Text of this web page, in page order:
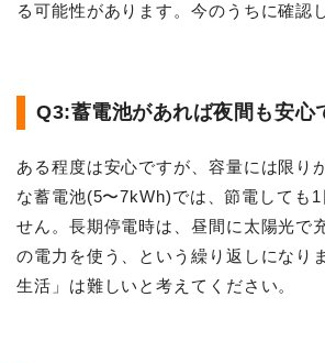
る可能性があります。今のうちに確認
Q3:蓄電池があれば夜間も安心
ある程度は安心ですが、容量には限り
な蓄電池(5〜7kWh)では、節電しても1
せん。長期停電時は、昼間に太陽光で
の電力を使う、という繰り返しになり
生活」は難しいと考えてください。